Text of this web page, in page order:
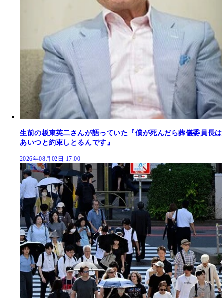
生前の板東英二さんが語っていた『僕が死んだら葬儀委員長は
あいつと約束しとるんです』
2026年08月02日 17:00